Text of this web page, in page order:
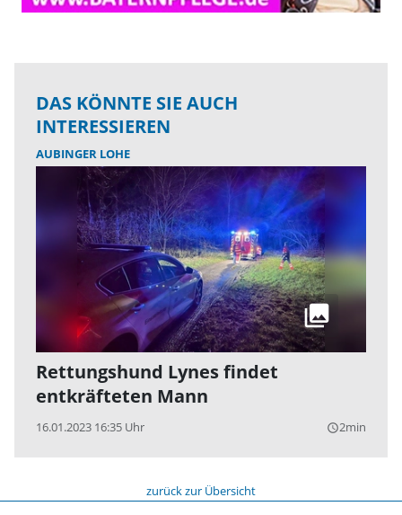
DAS KÖNNTE SIE AUCH
INTERESSIEREN
AUBINGER LOHE
Rettungshund Lynes findet
entkräfteten Mann
16.01.2023 16:35 Uhr query_builder2min
zurück zur Übersicht